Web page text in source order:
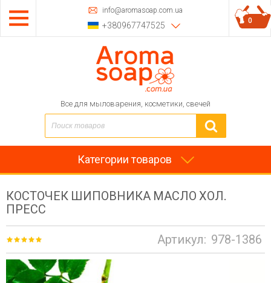
info@aromasoap.com.ua
+380967747525
Все для мыловарения, косметики, свечей
0
Категории товаров
КОСТОЧЕК ШИПОВНИКА МАСЛО ХОЛ.
ПРЕСС
Артикул: 978-1386